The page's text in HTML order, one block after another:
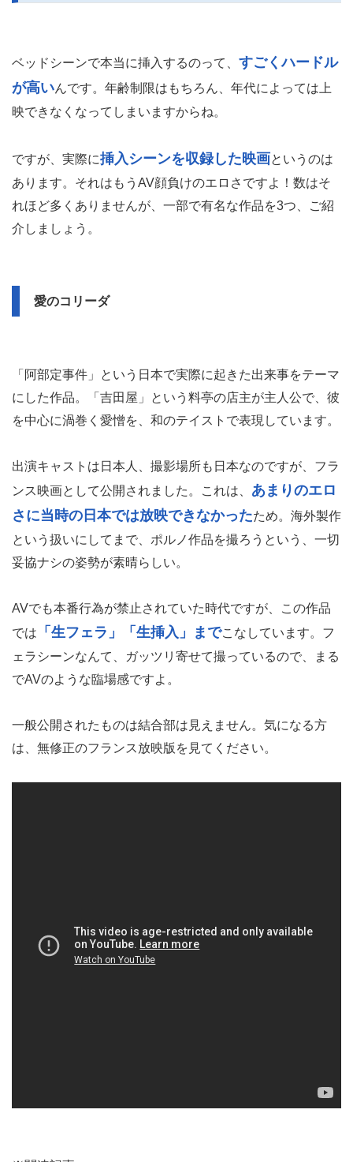
ベッドシーンで本当に挿入するのって、 すごくハードル
が高いんです。年齢制限はもちろん、年代によっては上
映できなくなってしまいますからね。
ですが、実際に挿入シーンを収録した映画というのは
あります。それはもうAV顔負けのエロさですよ！数はそ
れほど多くありませんが、一部で有名な作品を3つ、ご紹
介しましょう。
愛のコリーダ
「阿部定事件」という日本で実際に起きた出来事をテーマ
にした作品。「吉田屋」という料亭の店主が主人公で、彼
を中心に渦巻く愛憎を、和のテイストで表現しています。
出演キャストは日本人、撮影場所も日本なのですが、フラ
ンス映画として公開されました。これは、 あまりのエロ
さに当時の日本では放映できなかったため。海外製作
という扱いにしてまで、ポルノ作品を撮ろうという、一切
妥協ナシの姿勢が素晴らしい。
AVでも本番行為が禁止されていた時代ですが、この作品
では
「生フェラ」「生挿入」までこなしています。フ
ェラシーンなんて、ガッツリ寄せて撮っているので、まる
でAVのような臨場感ですよ。
一般公開されたものは結合部は見えません。気になる方
は、無修正のフランス放映版を見てください。